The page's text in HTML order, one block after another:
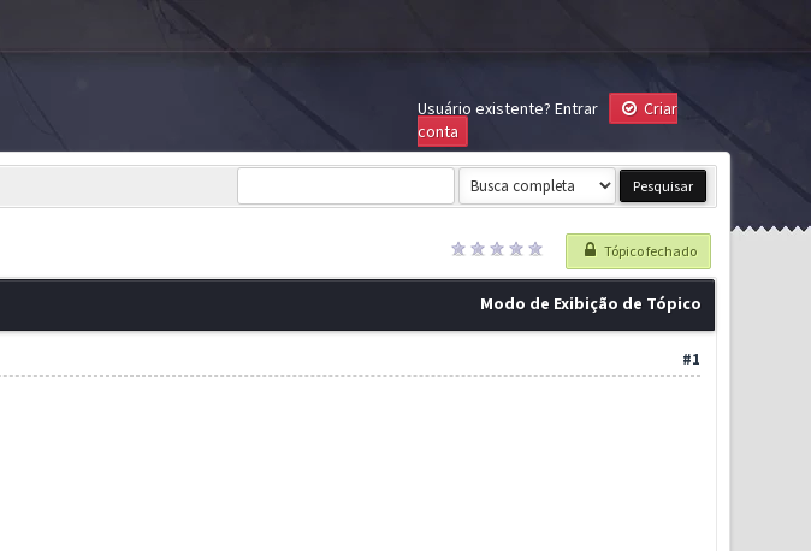
Usuário existente? Entrar
Criar
conta
Tópico fechado
Modo de Exibição de Tópico
#1